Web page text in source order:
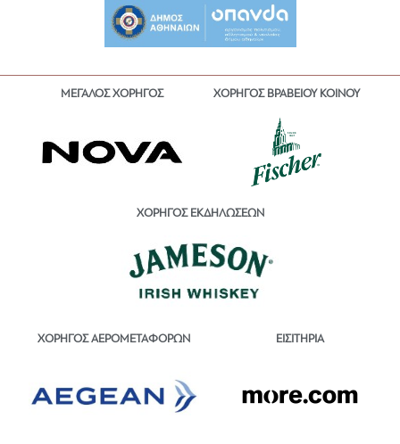
ΜΕΓΑΛΟΣ ΧΟΡΗΓΟΣ ΧΟΡΗΓΟΣ ΒΡΑΒΕΙΟΥ ΚΟΙΝΟΥ
ΧΟΡΗΓΟΣ ΕΚΔΗΛΩΣΕΩΝ
ΧΟΡΗΓΟΣ ΑΕΡΟΜΕΤΑΦΟΡΩΝ ΕΙΣΙΤΗΡΙΑ